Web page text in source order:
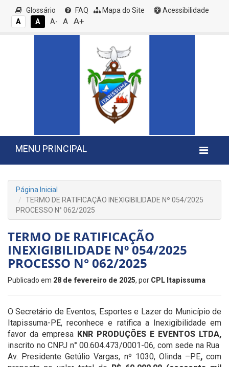
Glossário FAQ Mapa do Site
Acessibilidade
A
A A- A A+
MENU PRINCIPAL
Página Inicial
TERMO DE RATIFICAÇÃO INEXIGIBILIDADE Nº 054/2025
PROCESSO N° 062/2025
TERMO DE RATIFICAÇÃO
INEXIGIBILIDADE Nº 054/2025
PROCESSO N° 062/2025
Publicado em 28 de fevereiro de 2025, por CPL Itapissuma
O Secretário de Eventos, Esportes e Lazer do Município de
Itapissuma-PE, reconhece e ratifica a Inexigibilidade em
favor da empresa KNR PRODUÇÕES E EVENTOS LTDA,
inscrito no CNPJ n° 00.604.473/0001-06, com sede na Rua
Av. Presidente Getúlio Vargas, nº 1030, Olinda –PE,com